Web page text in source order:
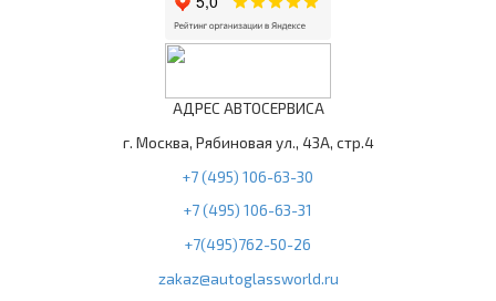
АДРЕС АВТОСЕРВИСА
г. Москва, Рябиновая ул., 43А, стр.4
+7 (495) 106-63-30
+7 (495) 106-63-31
+7(495)762-50-26
zakaz@autoglassworld.ru